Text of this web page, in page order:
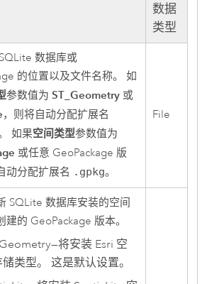
数据
类型
SQLite 数据库或
的位置以及文件名称。 如
参数值为 ST_Geometry或
，则将自动分配扩展名
如果空间类型参数值为
或任意 GeoPackage 版
动分配扩展名 .gpkg。
File
SQLite 数据库安装的空间
建的 GeoPackage 版本。
—将安装 Esri 空
类型。 这是默认设置。